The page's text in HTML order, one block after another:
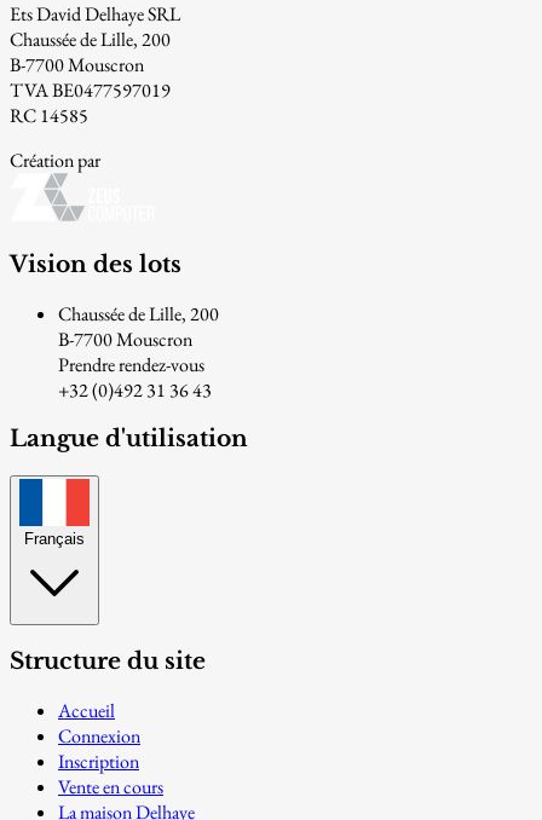
Ets David Delhaye SRL
Chaussée de Lille, 200
B-7700 Mouscron
TVA BE0477597019
RC 14585
Création par
Vision des lots
Chaussée de Lille, 200
B-7700 Mouscron
Prendre rendez-vous
+32 (0)492 31 36 43
Langue d'utilisation
Français
Structure du site
Accueil
Connexion
Inscription
Vente en cours
La maison Delhaye